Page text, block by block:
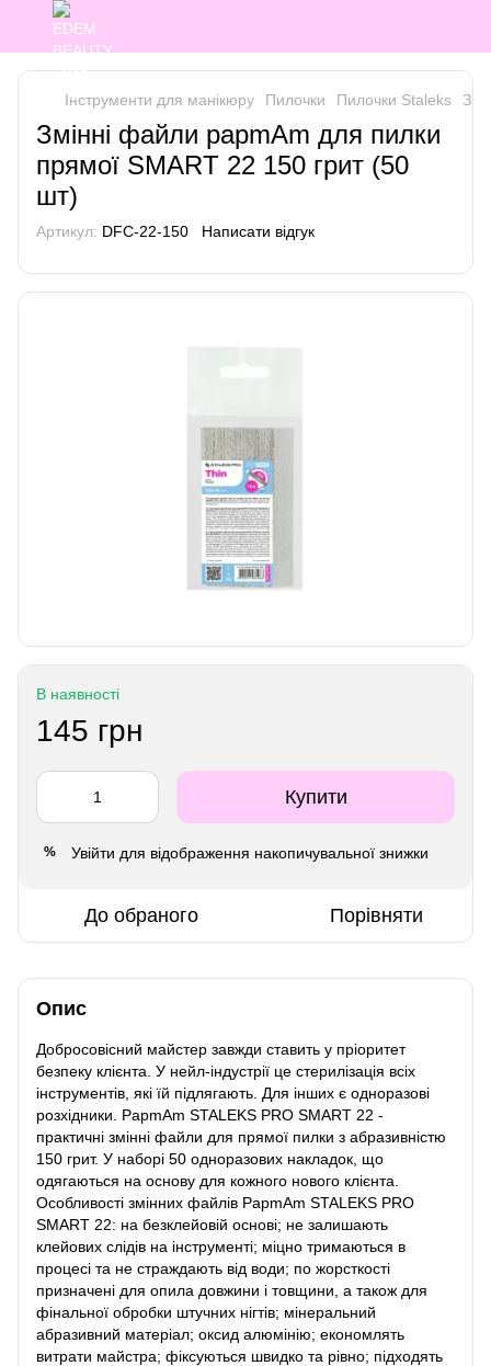
Інструменти для манікюру Пилочки Пилочки Staleks
Змінні файли papmAm для пилки
прямої SMART 22 150 грит (50
шт)
Артикул: DFC-22-150 Написати відгук
В наявності
145 грн
Купити
% Увійти для відображення накопичувальної знижки
До обраного Порівняти
Опис
Добросовісний майстер завжди ставить у пріоритет
безпеку клієнта. У нейл-індустрії це стерилізація всіх
інструментів, які їй підлягають. Для інших є одноразові
розхідники. PapmAm STALEKS PRO SMART 22 -
практичні змінні файли для прямої пилки з абразивністю
150 грит. У наборі 50 одноразових накладок, що
одягаються на основу для кожного нового клієнта.
Особливості змінних файлів PapmAm STALEKS PRO
SMART 22: на безклейовій основі; не залишають
клейових слідів на інструменті; міцно тримаються в
процесі та не страждають від води; по жорсткості
призначені для опила довжини і товщини, а також для
фінальної обробки штучних нігтів; мінеральний
абразивний матеріал; оксид алюмінію; економлять
витрати майстра; фіксуються швидко та рівно; підходять